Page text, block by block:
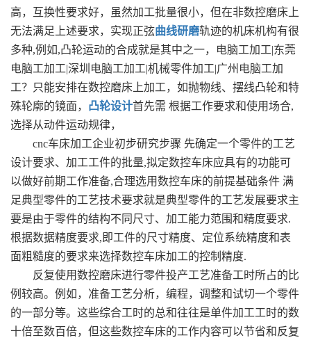
高，互换性要求好，虽然加工批量很小，但在非数控磨床上
无法满足上述要求，实现正弦曲线研磨轨迹的机床机构有很
多种,例如,凸轮运动的合成就是其中之一，电脑工加工|东莞
电脑工加工|深圳电脑工加工|机械零件加工|广州电脑工加
工？只能安排在数控磨床上加工，如抛物线、摆线凸轮和特
殊轮廓的镜面， 凸轮设计首先需 根据工作要求和使用场合,
选择从动件运动规律，
cnc车床加工企业初步研究步骤 先确定一个零件的工艺
设计要求、加工工件的批量,拟定数控车床应具有的功能可
以做好前期工作准备,合理选用数控车床的前提基础条件 满
足典型零件的工艺技术要求就是典型零件的工艺发展要求主
要是由于零件的结构不同尺寸、加工能力范围和精度要求.
根据数据精度要求,即工件的尺寸精度、定位系统精度和表
面粗糙度的要求来选择数控车床加工的控制精度.
反复使用数控磨床进行零件投产工艺准备工时所占的比
例较高。例如，准备工艺分析，编程，调整和试切一个零件
的一部分等。这些综合工时的总和往往是单件加工工时的数
十倍至数百倍，但这些数控车床的工作内容可以节省和反复